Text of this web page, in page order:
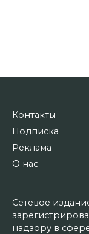
Контакты
Подписка
Реклама
О нас
Сетевое
надзору в